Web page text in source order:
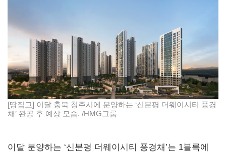
[땅집고] 이달 충북 청주시에 분양하는 ‘신분평 더웨이시티 풍경
채’ 완공 후 예상 모습. /HMG그룹
이달 분양하는 ‘신분평 더웨이시티 풍경채’는 1블록에